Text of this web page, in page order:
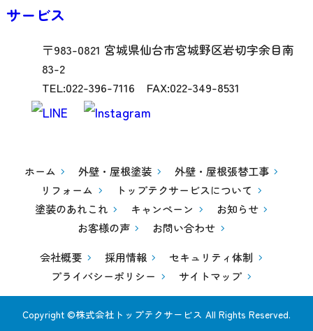
〒983-0821 宮城県仙台市宮城野区岩切字余目南
83-2
TEL:022-396-7116 FAX:022-349-8531
ホーム 外壁・屋根塗装
外壁・屋根張替工事
リフォーム
トップテクサービスについて
塗装のあれこれ
キャンペーン
お知らせ
お客様の声
お問い合わせ
会社概要 採用情報
セキュリティ体制
プライバシーポリシー
サイトマップ
Copyright ©株式会社トップテクサービス All Rights Reserved.